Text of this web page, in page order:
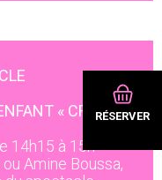
RÉSERVER
« CRÉER
14h15 à 15h
Amine Boussa,